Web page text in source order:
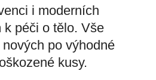
i moderních
k péči o tělo. Vše
po výhodné
kusy.